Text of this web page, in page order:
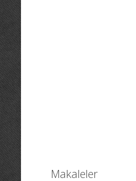
Makaleler